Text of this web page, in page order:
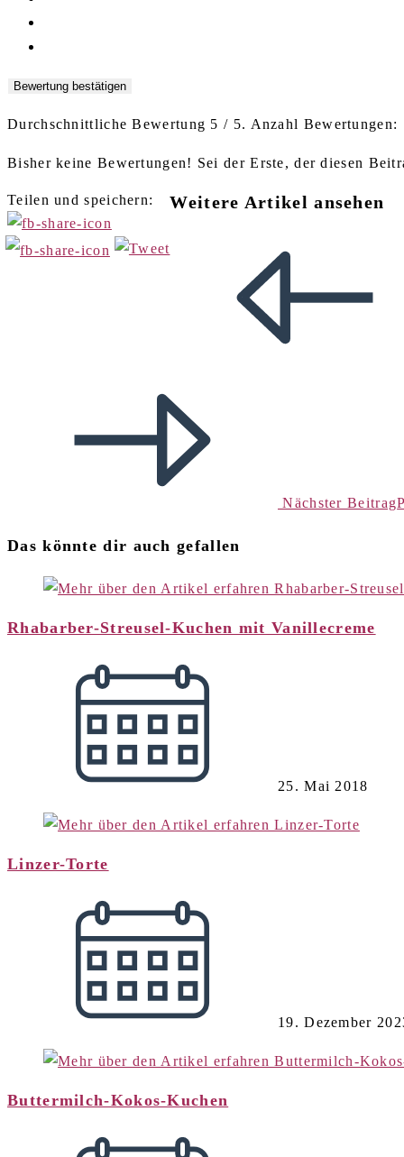
Bewertung bestätigen
Durchschnittliche Bewertung 5 / 5. Anzahl Bewertungen:
Bisher keine Bewertungen! Sei der Erste, der diesen
Teilen und speichern: Weitere Artikel ansehen
Nächster Beitrag
Das könnte dir auch gefallen
Rhabarber-Streusel-Kuchen mit Vanillecreme
25. Mai 2018
Linzer-Torte
19. Dezember
Buttermilch-Kokos-Kuchen